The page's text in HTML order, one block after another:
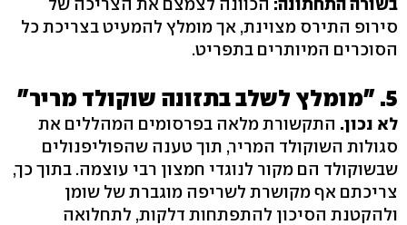
סירופ התירס מצוינת, אך מומלץ להמעיט בצריכת כל
הסוכרים המיותרים בתפריט.
5. "מומלץ לשלב בתזונה שוקולד מריר"
לא נכון. התקשורת מלאה בפרסומים המהללים את
סגולות השוקולד המריר, תוך טענה שהפוליפנולים
שבשוקולד הם מקור לנוגדי חמצון רבי עוצמה. בתוך כך,
צריכתם אף מקושרת לשריפה מוגברת של שומן
ולהקטנת הסיכון להתפתחות דלקות, לתחלואה